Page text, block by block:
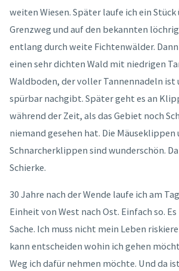
weiten Wiesen. Später laufe ich ein Stück
Grenzweg und auf den bekannten
entlang durch weite Fichtenwälder.
einen sehr dichten Wald mit niedrigen
Waldboden, der voller Tannennadeln ist
spürbar nachgibt. Später geht es an
während der Zeit, als das Gebiet noch
niemand gesehen hat. Die Mäuseklippen
Schnarcherklippen sind wunderschön.
Schierke.
30 Jahre nach der Wende laufe ich am
Einheit von West nach Ost. Einfach so.
Sache. Ich muss nicht mein Leben
kann entscheiden wohin ich gehen
Weg ich dafür nehmen möchte. Und da